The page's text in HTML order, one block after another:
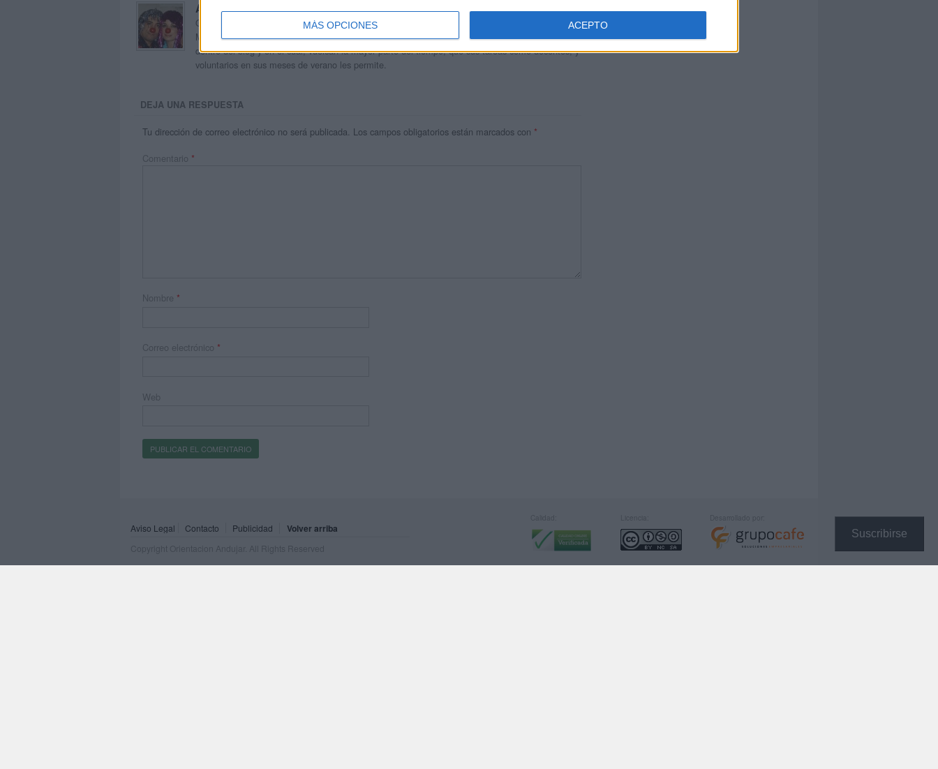
MÁS OPCIONES ACEPTO
Suscribirse
Acerca de orientacionandujar
Orientación Andújar no es solo un blog, es la apuesta personal de dos profesores Ginés y
Maribel, que además de ser pareja, son los encargados de los contenidos que encontramos
dentro del blog y en el cual, vuelcan la mayor parte del tiempo, que sus tareas como docentes, y
voluntarios en sus meses de verano les permite.
DEJA UNA RESPUESTA
Tu dirección de correo electrónico no será publicada. Los campos obligatorios están marcados con *
Comentario *
Nombre *
Correo electrónico *
Web
Aviso Legal Contacto Publicidad Volver arriba